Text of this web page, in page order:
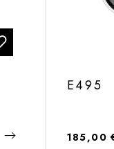
E495
Regulärer
185,00